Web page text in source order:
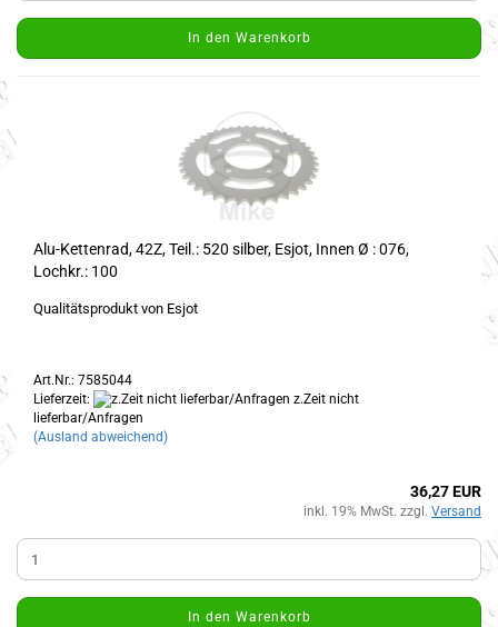
In den Warenkorb
Alu-Kettenrad, 42Z, Teil.: 520 silber, Esjot, Innen Ø : 076,
Lochkr.: 100
Qualitätsprodukt von Esjot
Art.Nr.: 7585044
Lieferzeit:
z.Zeit nicht
lieferbar/Anfragen
(Ausland abweichend)
36,27 EUR
inkl. 19% MwSt. zzgl. Versand
In den Warenkorb